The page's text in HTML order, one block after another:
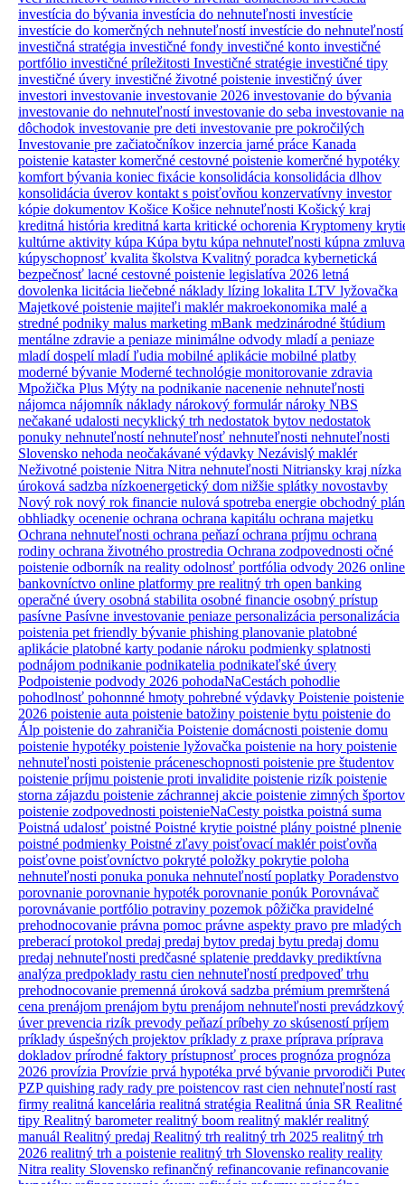
investícia do bývania investícia do nehnuteľnosti investície
investície do komerčných nehnuteľnostíinvestície do nehnuteľností
investičná stratégia investičné fondy investičné konto investičné
portfólio investičné príležitosti Investičné stratégie investičné tipy
investičné úvery investičné životné poistenie investičný úver
investori investovanie investovanie 2026 investovanie do bývania
investovanie do nehnuteľnostíinvestovanie do seba investovanie na
dôchodok investovanie pre deti investovanie pre pokročilých
Investovanie pre začiatočníkov inzercia jarné práce Kanada
poistenie katasterkomerčné cestovné poistenie komerčné hypotéky
komfort bývania koniec fixácie konsolidácia konsolidácia dlhov
konsolidácia úverov kontakt s poisťovňou konzervatívny investor
kópie dokumentov Košice Košice nehnuteľnosti Košický kraj
kreditná história kreditná karta kritické ochorenia Kryptomeny
kultúrne aktivity kúpa Kúpa bytu kúpa nehnuteľnosti kúpna zmluva
kúpyschopnosť kvalita školstva Kvalitný poradca kybernetická
bezpečnosť lacné cestovné poistenie legislatíva 2026 letná
dovolenka licitácia liečebné náklady lízing lokalita LTV lyžovačka
Majetkové poistenie majiteľi maklérmakroekonomika malé a
stredné podniky malus marketing mBank medzinárodné štúdium
mentálne zdravie a peniaze minimálne odvody mladí a peniaze
mladí dospelímladí ľudia mobilné aplikácie mobilné platby
moderné bývanie Moderné technológie monitorovanie zdravia
Mpožička Plus Mýty na podnikanie nacenenie nehnuteľnosti
nájomca nájomník náklady nárokový formulárnároky NBS
nečakané udalosti necyklický trh nedostatok bytov nedostatok
ponuky nehnuteľnostínehnuteľnosť nehnuteľnosti nehnuteľnosti
Slovensko nehoda neočakávané výdavky Nezávislý maklér
Neživotné poistenie Nitra Nitra nehnuteľnosti Nitriansky kraj nízka
úroková sadzba nízkoenergetický dom nižšie splátky novostavby
Nový rok nový rok financie nulová spotreba energie obchodný plán
obhliadky ocenenie ochrana ochrana kapitálu ochrana majetku
Ochrana nehnuteľnosti ochrana peňazíochrana príjmu ochrana
rodiny ochrana životného prostredia Ochrana zodpovednosti očné
poistenie odborník na reality odolnosť portfólia odvody 2026 online
bankovníctvo online platformy pre realitný trh open banking
operačné úvery osobná stabilita osobné financie osobný prístup
pasívne Pasívne investovanie peniaze personalizácia personalizácia
poistenia pet friendly bývanie phishing planovanie platobné
aplikácie platobné karty podanie nároku podmienky splatnosti
podnájom podnikanie podnikatelia podnikateľské úvery
Podpoistenie podvody 2026 pohodaNaCestách pohodlie
pohodlnosť pohonnné hmoty pohrebné výdavky Poistenie poistenie
2026 poistenie auta poistenie batožiny poistenie bytu poistenie do
Álp poistenie do zahraničia Poistenie domácnosti poistenie domu
poistenie hypotéky poistenie lyžovačka poistenie na hory poistenie
nehnuteľnosti poistenie práceneschopnosti poistenie pre študentov
poistenie príjmu poistenie proti invalidite poistenie rizík poistenie
storna zájazdu poistenie záchrannej akcie poistenie zimných športov
poistenie zodpovednosti poistenieNaCesty poistka poistná suma
Poistná udalosť poistné Poistné krytie poistné plány poistné plnenie
poistné podmienky Poistné zľavy poisťovací maklérpoisťovňa
poisťovne poisťovníctvo pokryté položky pokrytie poloha
nehnuteľnosti ponuka ponuka nehnuteľnostípoplatky Poradenstvo
porovnanie porovnanie hypoték porovnanie ponúk Porovnávač
porovnávanie portfólio potraviny pozemok pôžička pravidelné
prehodnocovanie právna pomoc právne aspekty pravo pre mladých
preberací protokol predaj predaj bytov predaj bytu predaj domu
predaj nehnuteľnosti predčasné splatenie preddavky prediktívna
analýza predpoklady rastu cien nehnuteľnostípredpoveď trhu
prehodnocovanie premenná úroková sadzba prémium premrštená
cena prenájom prenájom bytu prenájom nehnuteľnosti prevádzkový
úverprevencia rizík prevody peňazípríbehy zo skúsenostípríjem
príklady úspešných projektov príklady z praxe príprava príprava
dokladov prírodné faktory prístupnosť proces prognóza prognóza
2026 provízia Provízie prvá hypotéka prvé bývanie prvorodiči
PZPquishing rady rady pre poistencov rast cien nehnuteľnostírast
firmy realitná kancelária realitná stratégia Realitná únia SR Realitné
tipy Realitný barometerrealitný boom realitný maklérrealitný
manuál Realitný predaj Realitný trh realitný trh 2025 realitný trh
2026 realitný trh a poistenie realitný trh Slovensko reality reality
Nitra reality Slovensko refinančný refinancovanie refinancovanie